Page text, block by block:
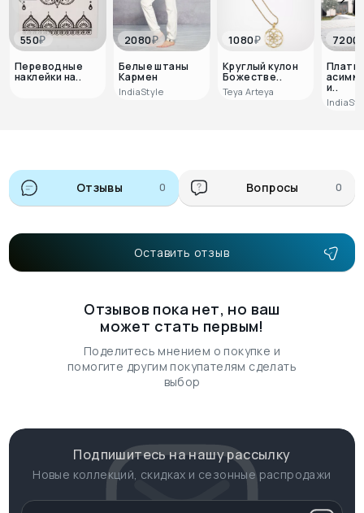
550₽
Переводные
наклейки на..
2080₽
Белые штаны
Кармен
IndiaStyle
1080₽
Круглый кулон
Божестве..
Teya Arteya
7200
и..
Отзывы 0 Вопросы 0
Оставить отзыв
Отзывов пока нет, но ваш
может стать первым!
Поделитесь мнением о покупке и
помогите другим покупателям сделать
выбор
Подпишитесь на нашу рассылку
Новые коллекций, скидках и сезонные распродажи